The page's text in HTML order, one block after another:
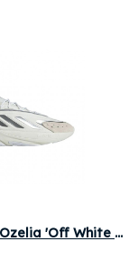
adidas Ozelia 'Off White Silver Metallic White Tint' | Men's Size 4